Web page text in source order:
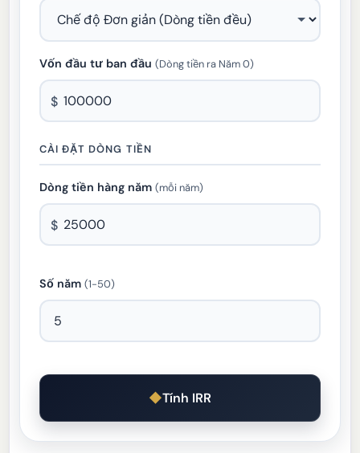
Vốn đầu tư ban đầu(Dòng tiền ra Năm 0)
$
CÀI ĐẶT DÒNG TIỀN
Dòng tiền hàng năm(mỗi năm)
$
Số năm(1-50)
Tính IRR